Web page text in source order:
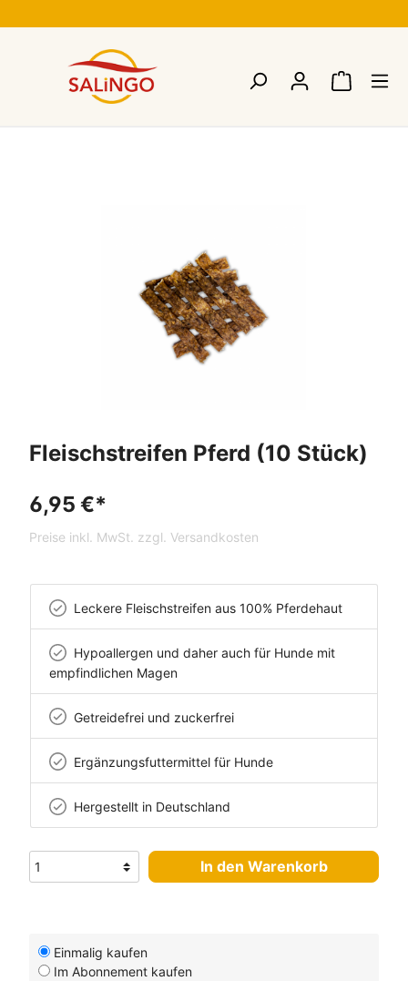
Fleischstreifen Pferd (10 Stück)
6,95 €*
Preise inkl. MwSt. zzgl. Versandkosten
Leckere Fleischstreifen aus 100% Pferdehaut
Hypoallergen und daher auch für Hunde mit
empfindlichen Magen
Getreidefrei und zuckerfrei
Ergänzungsfuttermittel für Hunde
Hergestellt in Deutschland
In den Warenkorb
Einmalig kaufen
Im Abonnement kaufen